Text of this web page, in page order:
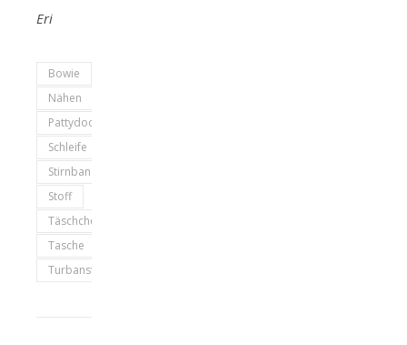
Eri
Bowie
Nähen
Pattydoo
Schleife
Stirnband
Stoff
Täschchen
Tasche
Turbanstirnband